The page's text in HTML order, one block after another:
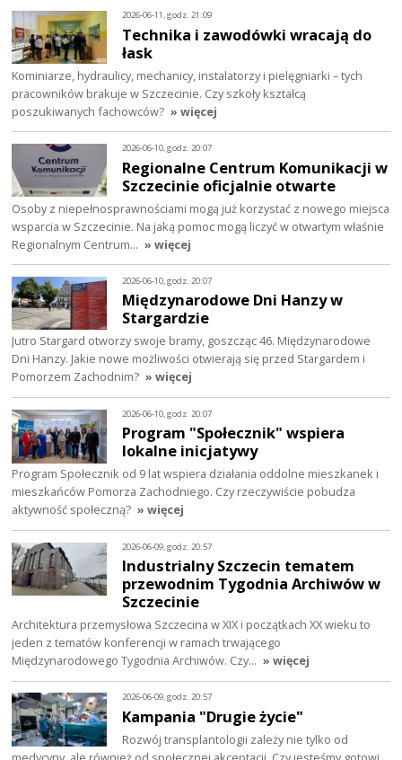
2026-06-11, godz. 21:09
Technika i zawodówki wracają do
łask
Kominiarze, hydraulicy, mechanicy, instalatorzy i pielęgniarki – tych
pracowników brakuje w Szczecinie. Czy szkoły kształcą
poszukiwanych fachowców? » więcej
2026-06-10, godz. 20:07
Regionalne Centrum Komunikacji w
Szczecinie oficjalnie otwarte
Osoby z niepełnosprawnościami mogą już korzystać z nowego miejsca
wsparcia w Szczecinie. Na jaką pomoc mogą liczyć w otwartym właśnie
Regionalnym Centrum… » więcej
2026-06-10, godz. 20:07
Międzynarodowe Dni Hanzy w
Stargardzie
Jutro Stargard otworzy swoje bramy, goszcząc 46. Międzynarodowe
Dni Hanzy. Jakie nowe możliwości otwierają się przed Stargardem i
Pomorzem Zachodnim? » więcej
2026-06-10, godz. 20:07
Program "Społecznik" wspiera
lokalne inicjatywy
Program Społecznik od 9 lat wspiera działania oddolne mieszkanek i
mieszkańców Pomorza Zachodniego. Czy rzeczywiście pobudza
aktywność społeczną? » więcej
2026-06-09, godz. 20:57
Industrialny Szczecin tematem
przewodnim Tygodnia Archiwów w
Szczecinie
Architektura przemysłowa Szczecina w XIX i początkach XX wieku to
jeden z tematów konferencji w ramach trwającego
Międzynarodowego Tygodnia Archiwów. Czy… » więcej
2026-06-09, godz. 20:57
Kampania "Drugie życie"
Rozwój transplantologii zależy nie tylko od